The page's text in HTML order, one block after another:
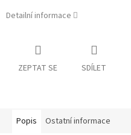
Detailní informace
ZEPTAT SE SDÍLET
Popis Ostatní informace